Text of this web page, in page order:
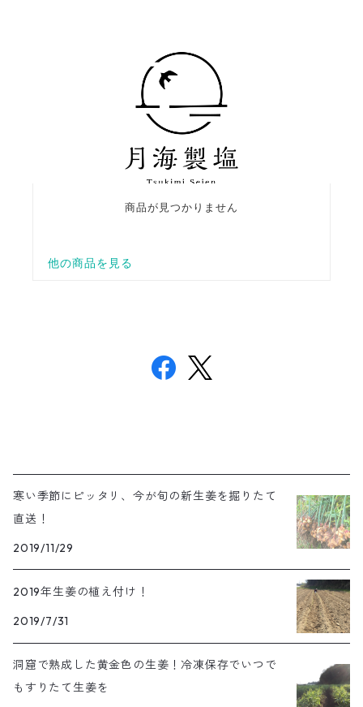
寒い季節にピッタリ、今が旬の新生姜を掘りたて
直送！
2019/11/29
2019年生姜の植え付け！
2019/7/31
洞窟で熟成した黄金色の生姜！冷凍保存でいつで
もすりたて生姜を